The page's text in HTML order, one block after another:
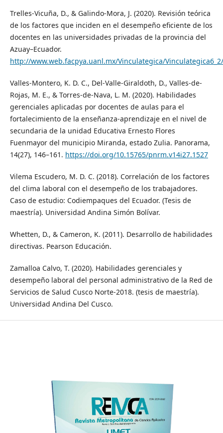
Trelles-Vicuña, D., & Galindo-Mora, J. (2020). Revisión teórica
de los factores que inciden en el desempeño eficiente de los
docentes en las universidades privadas de la provincia del
Azuay–Ecuador.
http://www.web.facpya.uanl.mx/Vinculategica/
Valles-Montero, K. D. C., Del-Valle-Giraldoth, D., Valles-de-
Rojas, M. E., & Torres-de-Nava, L. M. (2020). Habilidades
gerenciales aplicadas por docentes de aulas para el
fortalecimiento de la enseñanza-aprendizaje en el nivel de
secundaria de la unidad Educativa Ernesto Flores
Fuenmayor del municipio Miranda, estado Zulia. Panorama,
14(27), 146–161. https://doi.org/10.15765/pnrm.v14i27.1527
Vilema Escudero, M. D. C. (2018). Correlación de los factores
del clima laboral con el desempeño de los trabajadores.
Caso de estudio: Codiempaques del Ecuador. (Tesis de
maestría). Universidad Andina Simón Bolívar.
Whetten, D., & Cameron, K. (2011). Desarrollo de habilidades
directivas. Pearson Educación.
Zamalloa Calvo, T. (2020). Habilidades gerenciales y
desempeño laboral del personal administrativo de la Red de
Servicios de Salud Cusco Norte-2018. (tesis de maestría).
Universidad Andina Del Cusco.